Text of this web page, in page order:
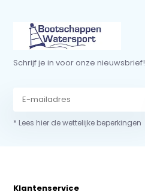
Schrijf je in voor onze nieuwsbrief!
* Lees hier de wettelijke beperkingen
Klantenservice